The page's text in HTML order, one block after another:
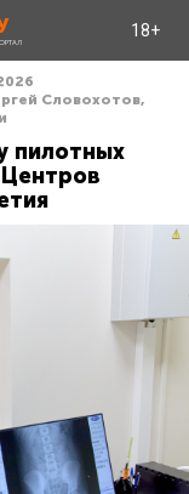
18+
Словохотов,
пилотных